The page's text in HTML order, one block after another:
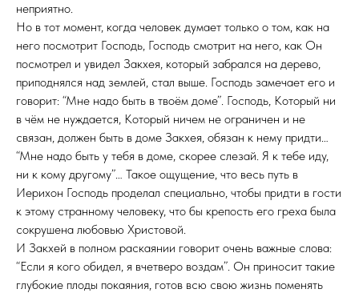
неприятно.
Но в тот момент, когда человек думает только о том, как на
него посмотрит Господь, Господь смотрит на него, как Он
посмотрел и увидел Закхея, который забрался на дерево,
приподнялся над землей, стал выше. Господь замечает его и
говорит: “Мне надо быть в твоём доме”. Господь, Который ни
в чём не нуждается, Который ничем не ограничен и не
связан, должен быть в доме Закхея, обязан к нему придти…
“Мне надо быть у тебя в доме, скорее слезай. Я к тебе иду,
ни к кому другому”… Такое ощущение, что весь путь в
Иерихон Господь проделал специально, чтобы придти в гости
к этому странному человеку, что бы крепость его греха была
сокрушена любовью Христовой.
И Закхей в полном раскаянии говорит очень важные слова:
“Если я кого обидел, я вчетверо воздам”. Он приносит такие
глубокие плоды покаяния, готов всю свою жизнь поменять